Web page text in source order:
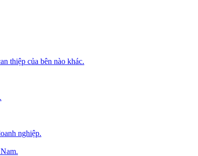
thiệp của bên nào khác.
nghiệp.